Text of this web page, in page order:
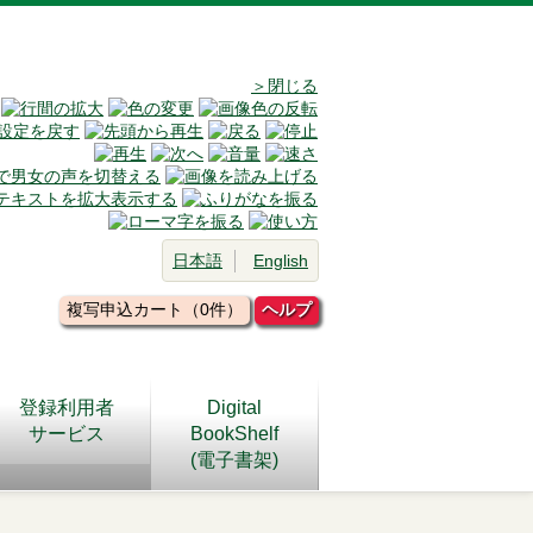
＞閉じる
日本語 English
複写申込カート（0件） ヘルプ
登録利用者
サービス
Digital
BookShelf
(電子書架)